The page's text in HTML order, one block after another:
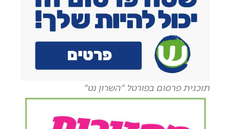
תוכנית פרסום בפורטל "השרון נט"